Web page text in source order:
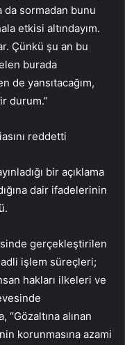
da sormadan bunu
etkisi altındayım.
Çünkü şu an bu
burada
de yansıtacağım,
durum.”
reddetti
bir açıklama
dair ifadelerinin
gerçekleştirilen
işlem süreçleri;
hakları ilkeleri ve
alınan
korunmasına azami